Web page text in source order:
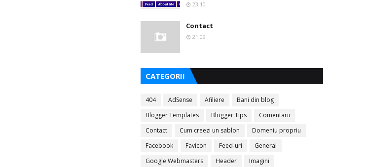
23:10
Contact
21:09
CATEGORII
404 AdSense Afiliere
Bani din blog
Blogger Templates
Blogger Tips
Comentarii
Contact
Cum creezi un sablon
Domeniu propriu
Facebook
Favicon Feed-uri
General
Google Webmasters
Header
Imagini